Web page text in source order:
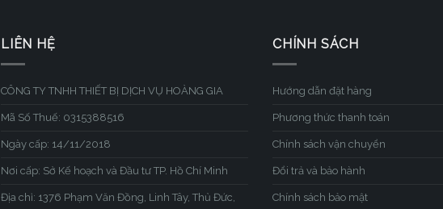
LIÊN HỆ
CÔNG TY TNHH THIẾT BỊ DỊCH VỤ HOÀNG GIA
Mã Số Thuế: 0315388516
Ngày cấp: 14/11/2018
Nơi cấp: Sở Kế hoạch và Đầu tư TP. Hồ Chí Minh
Địa chỉ: 1376 Phạm Văn Đồng, Linh Tây, Thủ Đức,
CHÍNH SÁCH
Hướng dẫn đặt hàng
Phương thức thanh toán
Chính sách vận chuyển
Đổi trả và bảo hành
Chính sách bảo mật